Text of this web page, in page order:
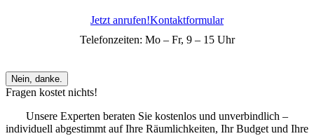
Jetzt anrufen!Kontaktformular
Telefonzeiten: Mo – Fr, 9 – 15 Uhr
Nein, danke.
Fragen kostet nichts!
Unsere Experten beraten Sie kostenlos und unverbindlich –
individuell abgestimmt auf Ihre Räumlichkeiten, Ihr Budget und Ihre